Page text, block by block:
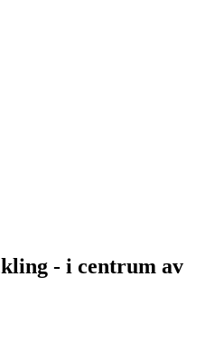
- i centrum av